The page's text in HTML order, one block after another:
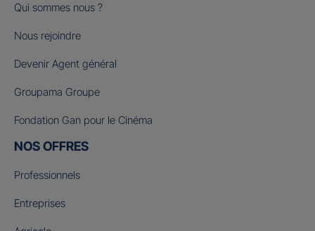
Qui sommes nous ?
Nous rejoindre
Devenir Agent général
Groupama Groupe
Fondation Gan pour le Cinéma
NOS OFFRES
Professionnels
Entreprises